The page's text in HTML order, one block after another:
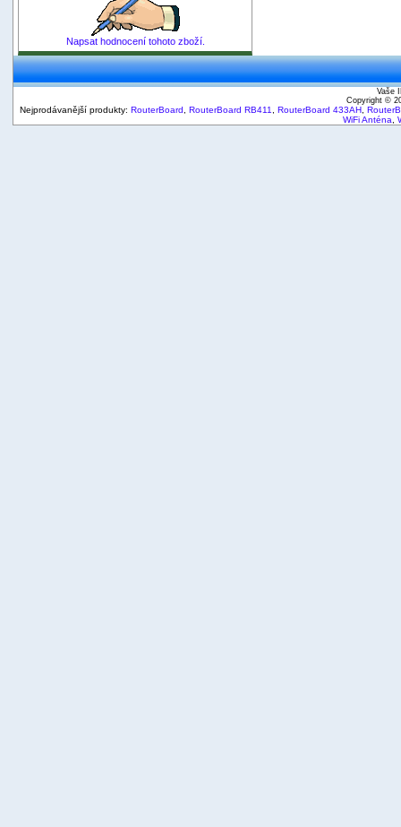
Napsat hodnocení tohoto zboží.
Vaše
Copyright ©
Nejprodávanější produkty: RouterBoard RouterBoard RB411 RouterBoard 433AH
WiFi Anténa